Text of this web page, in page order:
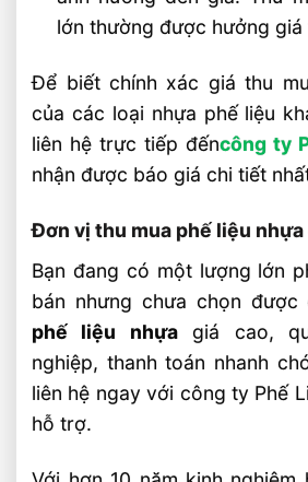
lớn thường được hưởng giá
Để biết chính xác giá thu
của các loại nhựa phế liệu
liên hệ trực tiếp đếncông ty
nhận được báo giá chi tiết
Đơn vị thu mua phế liệu nhựa
Bạn đang có một lượng lớn
bán nhưng chưa chọn
phế liệu nhựagiá cao,
nghiệp, thanh toán nhanh
liên hệ ngay với công ty Phế
hỗ trợ.